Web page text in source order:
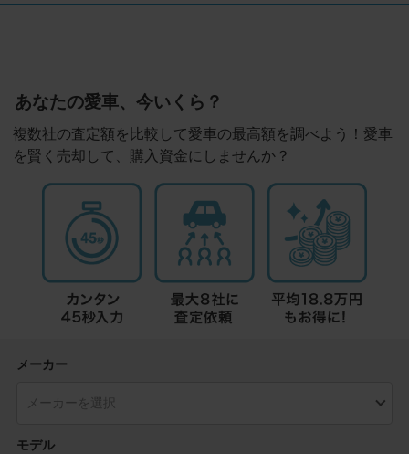
あなたの愛車、今いくら？
複数社の査定額を比較して愛車の最高額を調べよう！愛車
を賢く売却して、購入資金にしませんか？
メーカー
モデル